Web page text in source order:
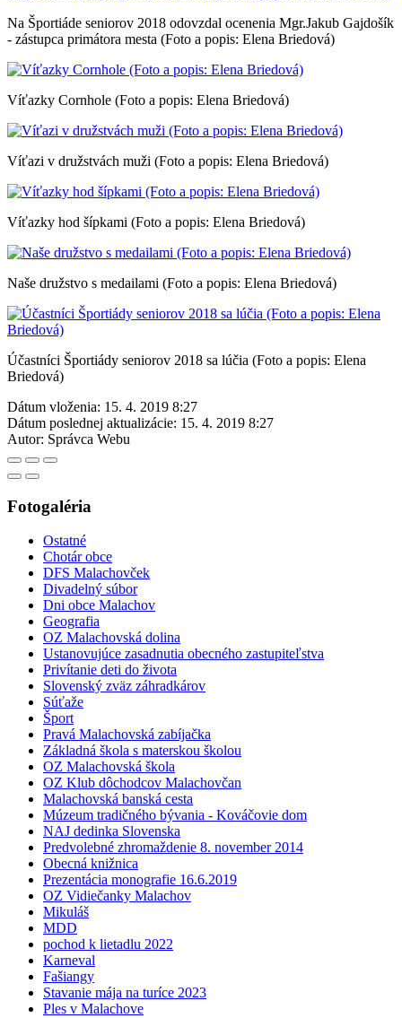
Na Športiáde seniorov 2018 odovzdal ocenenia Mgr.Jakub Gajdošík
- zástupca primátora mesta (Foto a popis: Elena Briedová)
Víťazky Cornhole (Foto a popis: Elena Briedová)
Víťazi v družstvách muži (Foto a popis: Elena Briedová)
Víťazky hod šípkami (Foto a popis: Elena Briedová)
Naše družstvo s medailami (Foto a popis: Elena Briedová)
Účastníci Športiády seniorov 2018 sa lúčia (Foto a popis: Elena
Briedová)
Dátum vloženia: 15. 4. 2019 8:27
Dátum poslednej aktualizácie: 15. 4. 2019 8:27
Autor: Správca Webu
Fotogaléria
Ostatné
Chotár obce
DFS Malachovček
Divadelný súbor
Dni obce Malachov
Geografia
OZ Malachovská dolina
Ustanovujúce zasadnutia obecného zastupiteľstva
Privítanie deti do života
Slovenský zväz záhradkárov
Súťaže
Šport
Pravá Malachovská zabíjačka
Základná škola s materskou školou
OZ Malachovská škola
OZ Klub dôchodcov Malachovčan
Malachovská banská cesta
Múzeum tradičného bývania - Kováčovie dom
NAJ dedinka Slovenska
Predvolebné zhromaždenie 8. november 2014
Obecná knižnica
Prezentácia monografie 16.6.2019
OZ Vidiečanky Malachov
Mikuláš
MDD
pochod k lietadlu 2022
Karneval
Fašiangy
Stavanie mája na turíce 2023
Ples v Malachove